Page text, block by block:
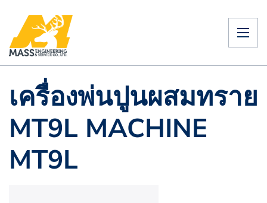
เครื่องพ่นปูนผสมทราย
MT9L MACHINE
MT9L